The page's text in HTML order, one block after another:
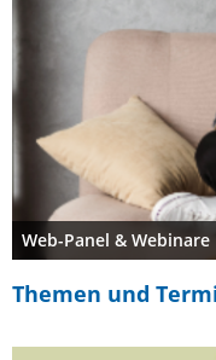
Web-Panel & Webinare
Themen und